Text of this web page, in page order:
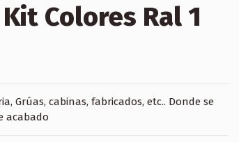
Colores Ral 1
Grúas, cabinas, fabricados, etc.. Donde se
acabado